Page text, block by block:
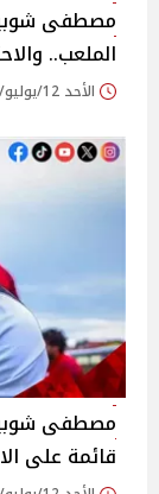
مصطفى
الملعب..
الأحد 12/يوليو/2026 - 11:57 م
مصطفى
قائمة على